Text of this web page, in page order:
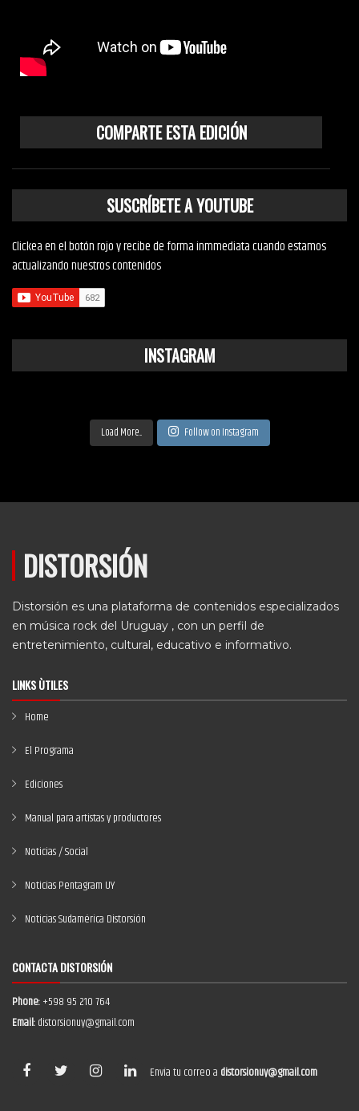
COMPARTE ESTA EDICIÓN
SUSCRÍBETE A YOUTUBE
Clickea en el botón rojo y recibe de forma inmmediata cuando estamos
actualizando nuestros contenidos
INSTAGRAM
Load More... Follow on Instagram
DISTORSIÓN
Distorsión es una plataforma de contenidos especializados
en música rock del Uruguay , con un perfil de
entretenimiento, cultural, educativo e informativo.
LINKS ÙTILES
Home
El Programa
Ediciones
Manual para artistas y productores
Noticias / Social
Noticias Pentagram UY
Noticias Sudamérica Distorsión
CONTACTA DISTORSIÓN
Phone:+598 95 210 764
Email:distorsionuy@gmail.com
Envía tu correo a distorsionuy@gmail.com